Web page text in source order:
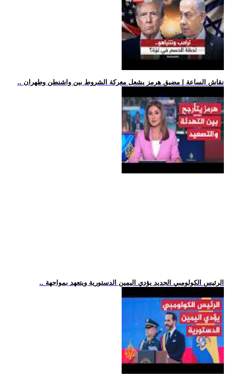
.. نقاش الساعة | مضيق هرمز يشعل معركة الشروط بين واشنطن وطهران
.. الرئيس الكولومبي الجديد يؤدي اليمين الدستورية ويتعهد بمواجهة